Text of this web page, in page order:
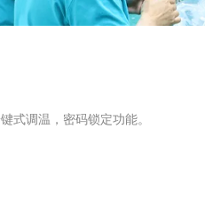
式调温，密码锁定功能。